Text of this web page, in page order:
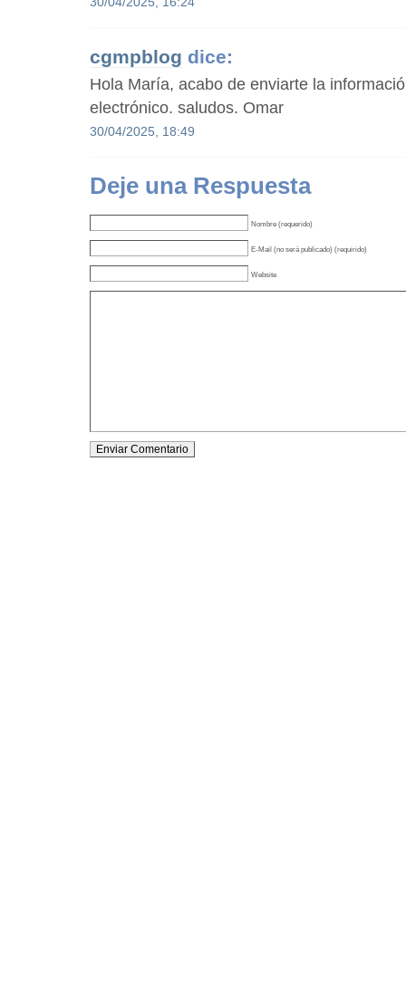
cgmpblog dice:
Hola María, acabo de enviarte la
electrónico. saludos. Omar
30/04/2025, 18:49
Deje una Respuesta
Nombre (requerido)
E-Mail (no será publicado) (requirido)
Website